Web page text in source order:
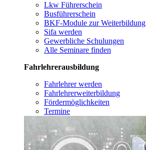
Lkw Führerschein
Busführerschein
BKF-Module zur Weiterbildung
Sifa werden
Gewerbliche Schulungen
Alle Seminare finden
Fahrlehrerausbildung
Fahrlehrer werden
Fahrlehrerweiterbildung
Fördermöglichkeiten
Termine